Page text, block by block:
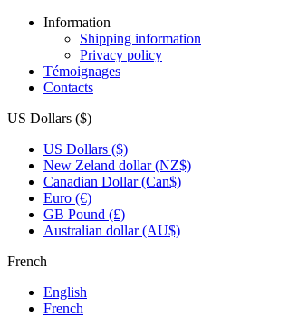
Information
Shipping information
Privacy policy
Témoignages
Contacts
US Dollars ($)
US Dollars ($)
New Zeland dollar (NZ$)
Canadian Dollar (Can$)
Euro (€)
GB Pound (£)
Australian dollar (AU$)
French
English
French